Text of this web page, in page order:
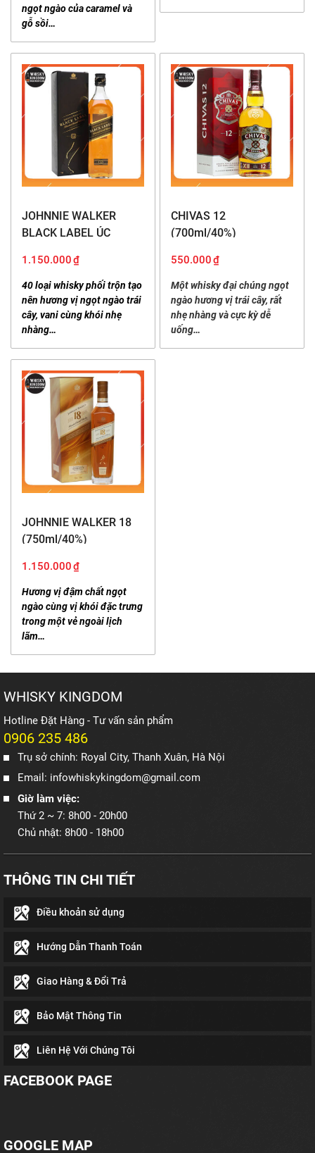
Bạn có thể muaChivas 25 Royal Salutetại Whisky
bằng cách trực tiếp hoặc đặt hàng online
thông qua các kênh
, Website hoặc Zalo.
Chúng tôi giao hàng trên toàn quốc, và giao hàng
siêu tốc không quá 2h tại Hà Nội.
ngọt ngào của caramel và
gỗ sồi…
JOHNNIE WALKER
BLACK LABEL ÚC
1.150.000₫
40 loại whisky phối trộn tạo
nên hương vị ngọt ngào trái
cây, vani cùng khói nhẹ
nhàng…
CHIVAS 12
(700ml/40%)
550.000₫
Một whisky đại chúng ngọt
ngào hương vị trái cây, rất
nhẹ nhàng và cực kỳ dễ
uống…
JOHNNIE WALKER 18
(750ml/40%)
1.150.000₫
Hương vị đậm chất ngọt
ngào cùng vị khói đặc trưng
trong một vẻ ngoài lịch
lãm…
WHISKY KINGDOM
Hotline Đặt Hàng - Tư vấn sản phẩm
0906 235 486
Trụ sở chính: Royal City, Thanh Xuân, Hà Nội
Email: infowhiskykingdom@gmail.com
Giờ làm việc:
Thứ 2 ~ 7: 8h00 - 20h00
Chủ nhật: 8h00 - 18h00
THÔNG TIN CHI TIẾT
Điều khoản sử dụng
Hướng Dẫn Thanh Toán
Giao Hàng & Đổi Trả
Bảo Mật Thông Tin
Liên Hệ Với Chúng Tôi
FACEBOOK PAGE
GOOGLE MAP